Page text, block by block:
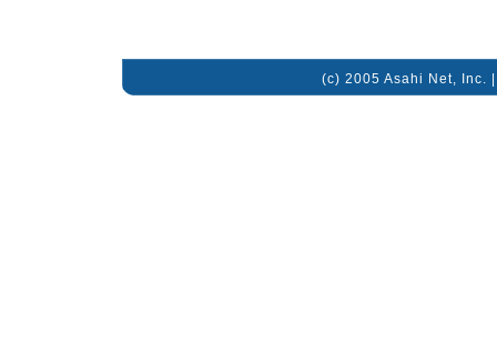
(c) 2005 Asahi Net, Inc.